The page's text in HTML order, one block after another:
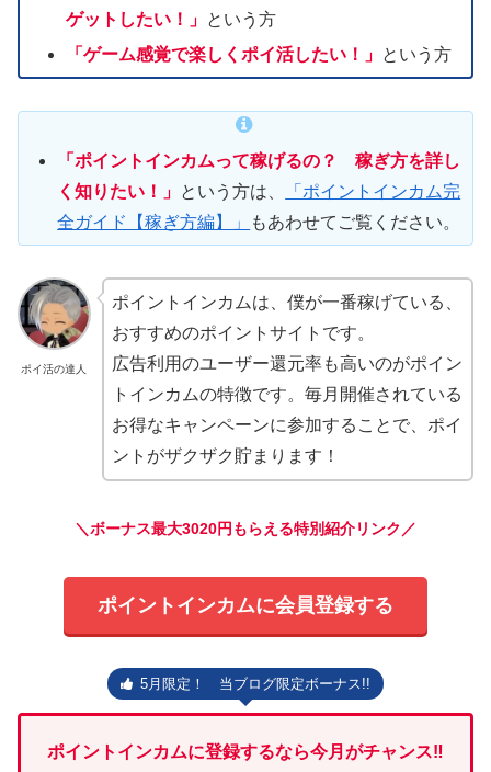
ゲットしたい！」 という方
「ゲーム感覚で楽しくポイ活したい！」 という方
「ポイントインカムって稼げるの？ 稼ぎ方を詳し
く知りたい！」 という方は、
「ポイントインカム完
全ガイド【稼ぎ方編】」
もあわせてご覧ください。
ポイ活の達人
ポイントインカムは、僕が一番稼げている、
おすすめのポイントサイトです。
広告利用のユーザー還元率も高いのがポイン
トインカムの特徴です。毎月開催されている
お得なキャンペーンに参加することで、ポイ
ントがザクザク貯まります！
＼ボーナス最大3020円もらえる特別紹介リンク／
ポイントインカムに会員登録する
5月限定！ 当ブログ限定ボーナス!!
ポイントインカムに登録するなら今月がチャンス‼